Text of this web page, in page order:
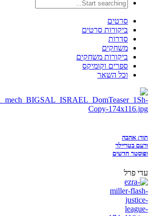
סרטים
ביקורות סרטים
סדרות
משחקים
ביקורות משחקים
ספרים וקומיקס
וכל השאר
תור: אהבה
ורעם בטריילר
ופוסטר חדשים
עדי פרל